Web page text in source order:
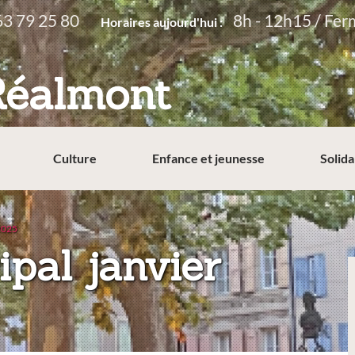
79 25 80 Horaires aujourd'hui : 8h - 12h15 /
Culture Enfance et jeunesse
janvier